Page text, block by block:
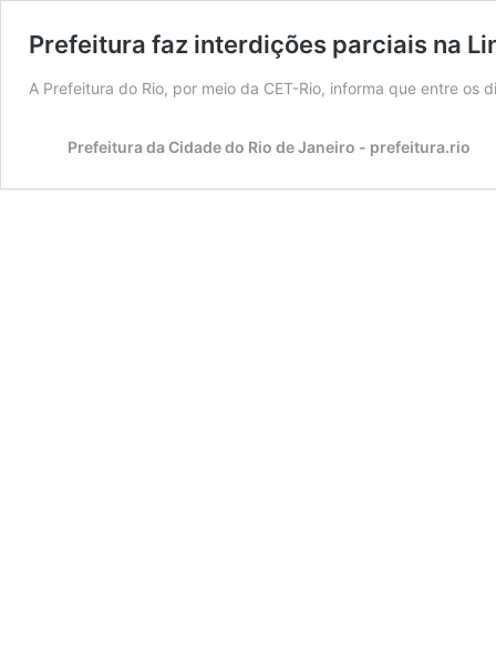
Prefeitura faz interdições parciais na
A Prefeitura do Rio, por meio da CET-Rio, informa que entre
Prefeitura da Cidade do Rio de Janeiro - prefeitura.rio